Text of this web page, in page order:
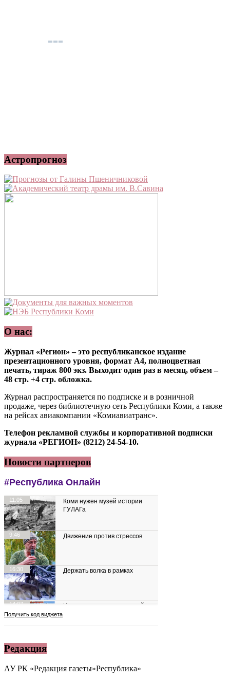
Астропрогноз
О нас:
Журнал «Регион» – это республиканское издание
презентационного уровня, формат А4, полноцветная
печать, тираж 800 экз. Выходит один раз в месяц, объем –
48 стр. +4 стр. обложка.
Журнал распространяется по подписке и в розничной
продаже, через библиотечную сеть Республики Коми, а также
на рейсах авиакомпании «Комиавиатранс».
Телефон рекламной службы и корпоративной подписки
журнала «РЕГИОН» (8212) 24-54-10.
Новости партнеров
Редакция
АУ РК «Редакция газеты»Республика»